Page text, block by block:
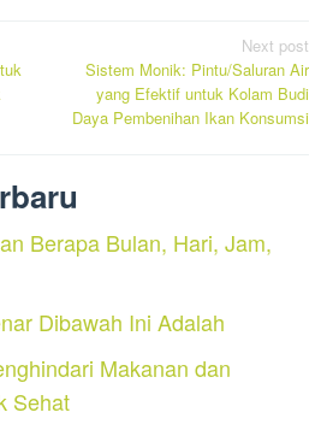
Next post
Sistem Monik: Pintu/Saluran Air
yang Efektif untuk Kolam Budi
Daya Pembenihan Ikan Konsumsi
Berapa Bulan, Hari, Jam,
Dibawah Ini Adalah
Makanan dan
Sehat